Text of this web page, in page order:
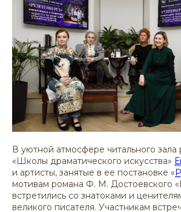
В уютной атмосфере читального
«Школы драматического искусства»
и артисты, занятые в ее постановке «
мотивам романа Ф. М. Достоевского
встретились со знатоками и
великого писателя. Участникам